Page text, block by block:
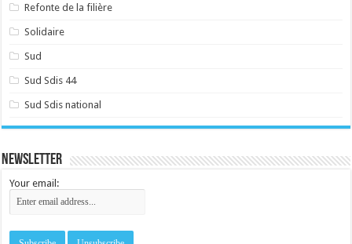
Refonte de la filière
Solidaire
Sud
Sud Sdis 44
Sud Sdis national
Newsletter
Your email: